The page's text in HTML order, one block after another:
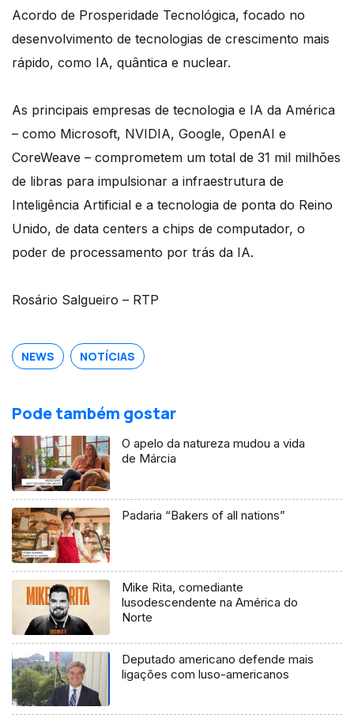
Acordo de Prosperidade Tecnológica, focado no
desenvolvimento de tecnologias de crescimento mais
rápido, como IA, quântica e nuclear.
As principais empresas de tecnologia e IA da América
– como Microsoft, NVIDIA, Google, OpenAI e
CoreWeave – comprometem um total de 31 mil milhões
de libras para impulsionar a infraestrutura de
Inteligência Artificial e a tecnologia de ponta do Reino
Unido, de data centers a chips de computador, o
poder de processamento por trás da IA.
Rosário Salgueiro – RTP
NEWS NOTÍCIAS
Pode também gostar
O apelo da natureza mudou a vida
de Márcia
Padaria “Bakers of all nations”
Mike Rita, comediante
lusodescendente na América do
Norte
Deputado americano defende mais
ligações com luso-americanos